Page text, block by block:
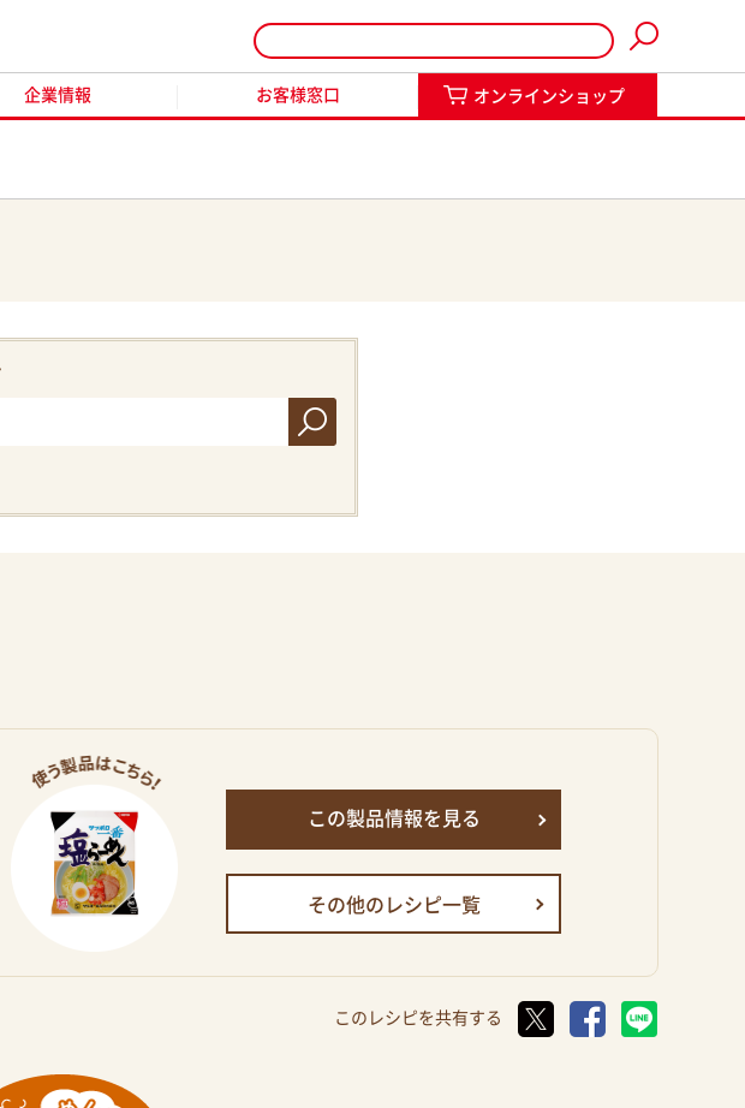
企業情報 お客様窓口 オンラインショップ
オンラインショップ
この製品情報を見る
その他のレシピ一覧
このレシピを共有する